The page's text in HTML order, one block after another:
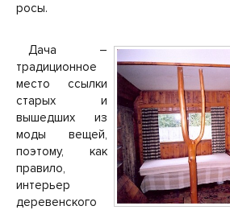
росы.
Дача –
традиционное
место ссылки
старых и
вышедших из
моды вещей,
поэтому, как
правило,
интерьер
деревенского